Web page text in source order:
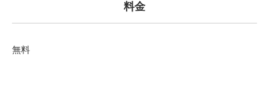
料金
無料